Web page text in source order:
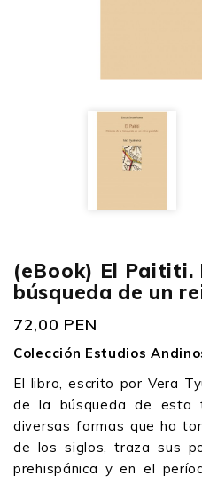
(eBook) El Paititi.
búsqueda de un
72,00 PEN
Colección Estudios
El libro, escrito por Vera
de la búsqueda de esta
diversas formas que ha
de los siglos, traza sus
prehispánica y en el